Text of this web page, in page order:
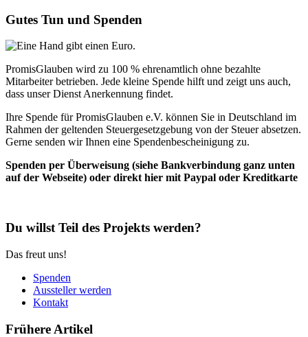
Gutes Tun und Spenden
PromisGlauben wird zu 100 % ehrenamtlich ohne bezahlte
Mitarbeiter betrieben. Jede kleine Spende hilft und zeigt uns auch,
dass unser Dienst Anerkennung findet.
Ihre Spende für PromisGlauben e.V. können Sie in Deutschland im
Rahmen der geltenden Steuergesetzgebung von der Steuer absetzen.
Gerne senden wir Ihnen eine Spendenbescheinigung zu.
Spenden per Überweisung (siehe Bankverbindung ganz unten
auf der Webseite) oder direkt hier mit Paypal oder Kreditkarte
Du willst Teil des Projekts werden?
Das freut uns!
Spenden
Aussteller werden
Kontakt
Frühere Artikel